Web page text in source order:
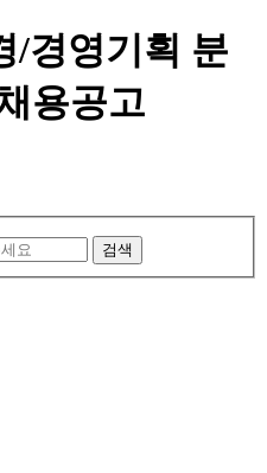
/경영기획 분
용공고
검색